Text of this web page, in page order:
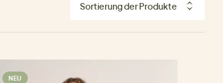
Sortierung der Produkte
NEU